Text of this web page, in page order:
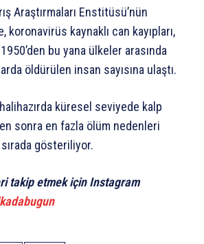
Araştırmaları Enstitüsü’nün
kaynaklı can kayıpları,
bu yana ülkeler arasında
öldürülen insan sayısına ulaştı.
küresel seviyede kalp
sonra en fazla ölüm nedenleri
gösteriliyor.
takip etmek için Instagram